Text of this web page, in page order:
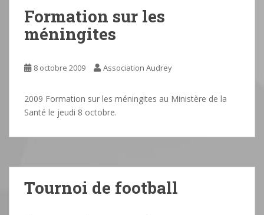
Formation sur les
méningites
8 octobre 2009 Association Audrey
2009 Formation sur les méningites au Ministère de la
Santé le jeudi 8 octobre.
Tournoi de football